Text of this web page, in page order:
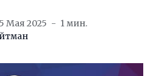
Мая 2025
1 мин.